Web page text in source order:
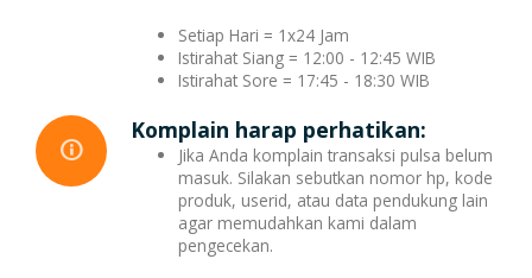
Setiap Hari = 1x24 Jam
Istirahat Siang = 12:00 - 12:45 WIB
Istirahat Sore = 17:45 - 18:30 WIB
Komplain harap perhatikan:
Jika Anda komplain transaksi pulsa belum
masuk. Silakan sebutkan nomor hp, kode
produk, userid, atau data pendukung lain
agar memudahkan kami dalam
pengecekan.